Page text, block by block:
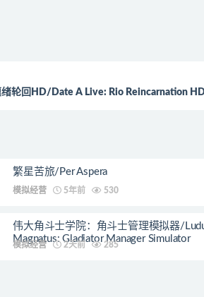
轮回HD/Date A Live: Rio Reincarnation
繁星苦旅/Per Aspera
模拟经营 5年前 530
伟大角斗士学院：角斗士管理模拟器/
Magnatus: Gladiator Manager Simulator
模拟经营 2天前 285